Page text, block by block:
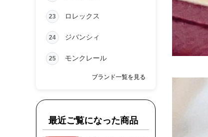
23 ロレックス
24 ジバンシィ
25 モンクレール
ブランド一覧を見る
最近ご覧になった商品